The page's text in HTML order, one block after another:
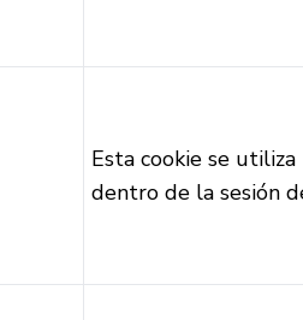
Esta cookie se
dentro de la sesión